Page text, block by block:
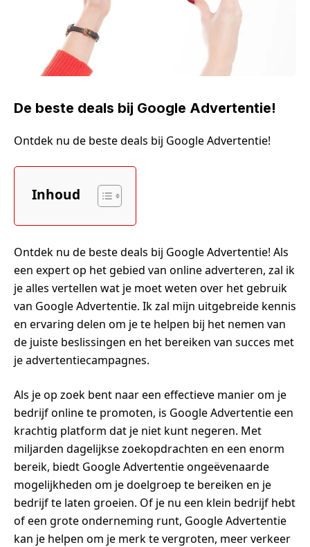
De beste deals bij Google Advertentie!
Ontdek nu de beste deals bij Google Advertentie!
Inhoud
Ontdek nu de beste deals bij Google Advertentie! Als
een expert op het gebied van online adverteren, zal ik
je alles vertellen wat je moet weten over het gebruik
van Google Advertentie. Ik zal mijn uitgebreide kennis
en ervaring delen om je te helpen bij het nemen van
de juiste beslissingen en het bereiken van succes met
je advertentiecampagnes.
Als je op zoek bent naar een effectieve manier om je
bedrijf online te promoten, is Google Advertentie een
krachtig platform dat je niet kunt negeren. Met
miljarden dagelijkse zoekopdrachten en een enorm
bereik, biedt Google Advertentie ongeëvenaarde
mogelijkheden om je doelgroep te bereiken en je
bedrijf te laten groeien. Of je nu een klein bedrijf hebt
of een grote onderneming runt, Google Advertentie
kan je helpen om je merk te vergroten, meer verkeer